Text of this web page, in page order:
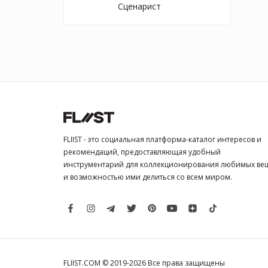
Сценарист
FLIIST - это социальная платформа-каталог интересов и
рекомендаций, предоставляющая удобный
инструментарий для коллекционирования любимых
и возможностью ими делиться со всем миром.
FLIIST.COM © 2019-2026 Все права защищены